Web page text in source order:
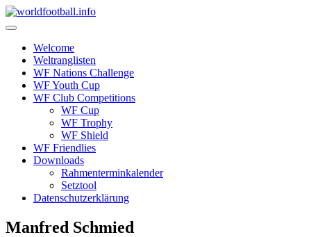
Skip
to
Welcome
Weltranglisten
WF Nations Challenge
WF Youth Cup
WF Club Competitions
WF Cup
WF Trophy
WF Shield
WF Friendlies
Downloads
Rahmenterminkalender
Setztool
Datenschutzerklärung
Manfred Schmied